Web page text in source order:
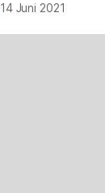
14 Juni 2021